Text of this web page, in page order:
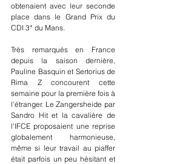
obtenaient avec leur seconde
place dans le Grand Prix du
CDI 3* du Mans.
Très remarqués en France
depuis la saison dernière,
Pauline Basquin et Sertorius de
Rima Z concourent cette
semaine pour la première fois à
l'étranger. Le Zangersheide par
Sandro Hit et la cavalière de
l'IFCE proposaient une reprise
globalement harmonieuse,
même si leur travail au piaffer
était parfois un peu hésitant et